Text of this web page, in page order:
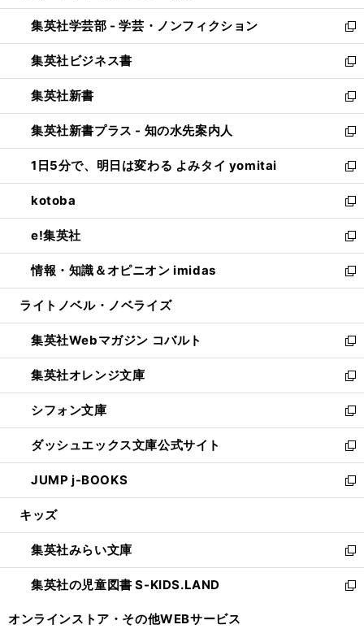
開
く
ウ
で
開
く
ン
ド
ウ
で
開
く
ウ
ィ
ン
ド
ウ
で
開
く
集英社学芸部 - 学芸・ノンフィクション
新
し
い
ウ
ィ
ン
ド
ウ
で
開
く
集英社ビジネス書
新
し
い
ウ
ィ
ン
ド
ウ
で
開
く
集英社新書
新
し
い
ウ
ィ
ン
ド
ウ
で
開
く
集英社新書プラス - 知の水先案内人
新
し
い
ウ
ィ
ン
ド
ウ
で
開
1日5分で、明日は変わる よみタイ yomitai
新
し
い
ウ
ィ
ン
ド
ウ
開
く
kotoba
新
し
い
ウ
ィ
ン
ウ
で
開
く
e!集英社
新
し
い
ウ
ン
ド
ウ
で
開
く
情報・知識＆オピニオン imidas
新
し
ウ
ィ
ン
ド
ウ
で
開
く
ライトノベル・ノベライズ
集英社Webマガジン コバルト
新
し
い
ウ
ィ
ン
ド
ウ
で
開
集英社オレンジ文庫
新
し
い
ウ
ィ
ン
ド
ウ
開
く
シフォン文庫
新
し
い
ウ
ィ
ン
ウ
で
開
く
ダッシュエックス文庫公式サイト
新
し
い
ウ
ン
ド
ウ
で
JUMP j-BOOKS
新
し
ウ
ィ
ン
ド
キッズ
集英社みらい文庫
新
し
い
集英社の児童図書 S-KIDS.LAND
新
オンラインストア・ その他WEBサービス